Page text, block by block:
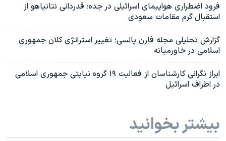
فرود اضطراری هواپیمای اسرائیلی در جده؛ قدردانی نتانیاهو از
استقبال گرم مقامات سعودی
گزارش تحلیلی مجله فارن پالسی؛ تغییر استراتژی کلان جمهوری
اسلامی در خاورمیانه
ابراز نگرانی کارشناسان از فعالیت ۱۹ گروه نیابتی جمهوری اسلامی
در اطراف اسرائیل
بیشتر بخوانید